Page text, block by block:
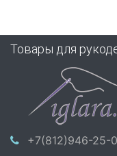
Товары для
+7(812)946-25-